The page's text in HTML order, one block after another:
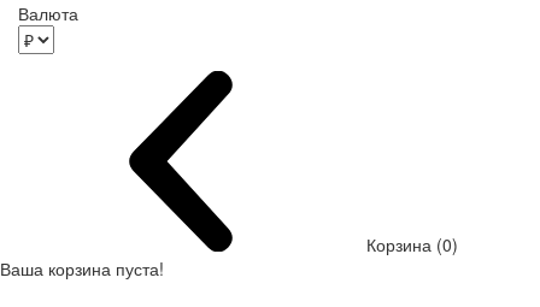
Валюта
Корзина (0)
Ваша корзина пуста!